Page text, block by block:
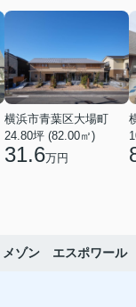
横浜市青葉区大場町
24.80坪 (82.00㎡)
31.6万円
メゾン エスポワール